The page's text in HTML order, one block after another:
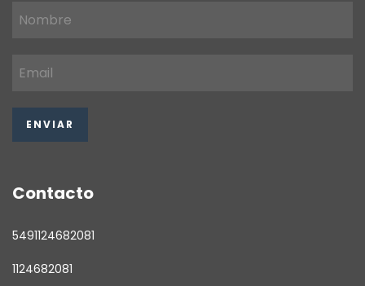
Contacto
5491124682081
1124682081